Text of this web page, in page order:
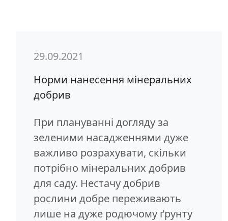
29.09.2021
Норми нанесення мінеральних
добрив
При плануванні догляду за
зеленими насадженнями дуже
важливо розрахувати, скільки
потрібно мінеральних добрив
для саду. Нестачу добрив
рослини добре переживають
лише на дуже родючому ґрунту